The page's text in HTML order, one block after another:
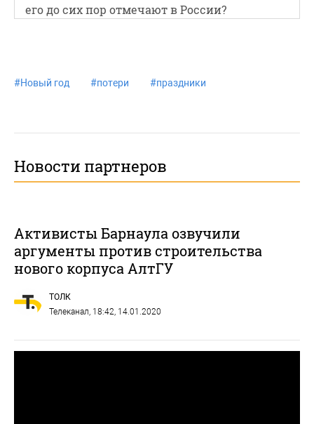
его до сих пор отмечают в России?
#Новый год #потери #праздники
Новости партнеров
Активисты Барнаула озвучили
аргументы против строительства
нового корпуса АлтГУ
ТОЛК
Телеканал, 18:42, 14.01.2020